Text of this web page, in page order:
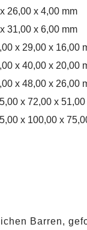
26,00 x 4,00 mm
31,00 x 6,00 mm
x 29,00 x 16,00
x 40,00 x 20,00
x 48,00 x 26,00
x 72,00 x 51,00
x 100,00 x
Barren,